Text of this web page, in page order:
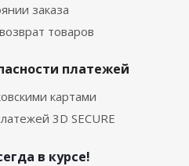
заказа
товаров
платежей
картами
3D SECURE
в курсе!